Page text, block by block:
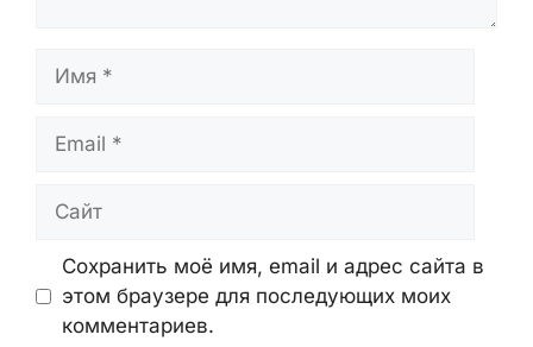
Имя
Email
Сайт
Сохранить моё имя, email и адрес сайта в
этом браузере для последующих моих
комментариев.